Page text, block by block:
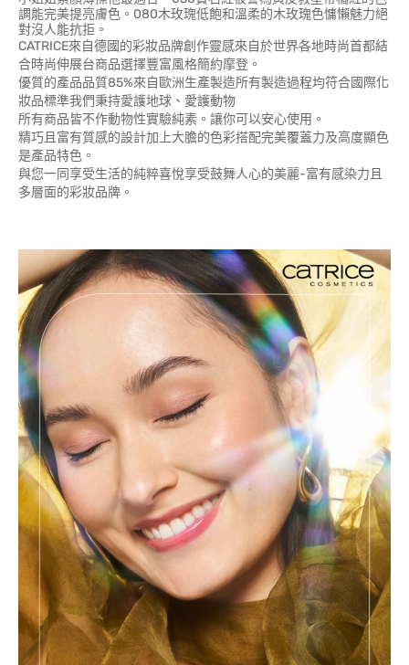
調能完美提亮膚色。080木玫瑰低飽和溫柔的木玫瑰色慵懶魅力絕
對沒人能抗拒。
CATRICE來自德國的彩妝品牌創作靈感來自於世界各地時尚首都結
合時尚伸展台商品選擇豐富風格簡約摩登。
優質的產品品質85%來自歐洲生產製造所有製造過程均符合國際化
妝品標準我們秉持愛護地球、愛護動物
所有商品皆不作動物性實驗純素。讓你可以安心使用。
精巧且富有質感的設計加上大膽的色彩搭配完美覆蓋力及高度顯色
是產品特色。
與您一同享受生活的純粹喜悅享受鼓舞人心的美麗-富有感染力且
多層面的彩妝品牌。